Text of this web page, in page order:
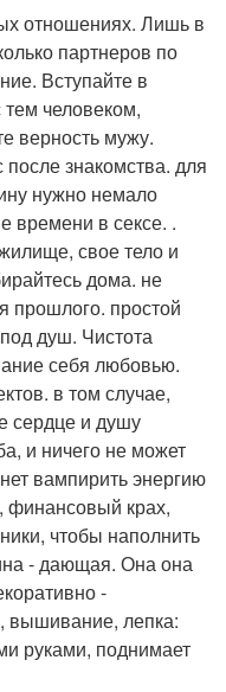
отношениях. Лишь в
партнеров по
Вступайте в
человеком,
верность мужу.
после знакомства. для
нужно немало
времени в сексе. .
свое тело и
дома. не
прошлого. простой
душ. Чистота
себя любовью.
в том случае,
сердце и душу
и ничего не может
вампирить энергию
финансовый крах,
чтобы наполнить
- дающая. Она она
-
вышивание, лепка:
руками, поднимает